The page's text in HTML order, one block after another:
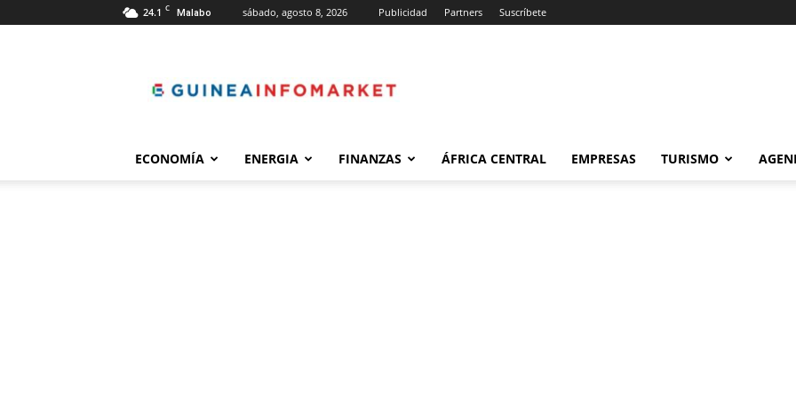
24.1 C Malabo sábado, agosto 8, 2026 Publicidad Partners Suscríbete
ECONOMÍA ENERGIA FINANZAS ÁFRICA CENTRAL EMPRESAS TURISMO